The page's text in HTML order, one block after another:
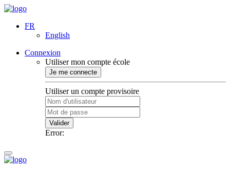
FR
English
Connexion
Utiliser mon compte école
Je me connecte
Utiliser un compte provisoire
Valider
Error: